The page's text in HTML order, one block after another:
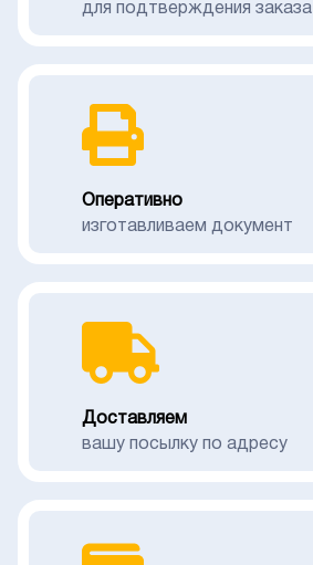
для подтверждения заказа
Оперативно
изготавливаем документ
Доставляем
вашу посылку по адресу